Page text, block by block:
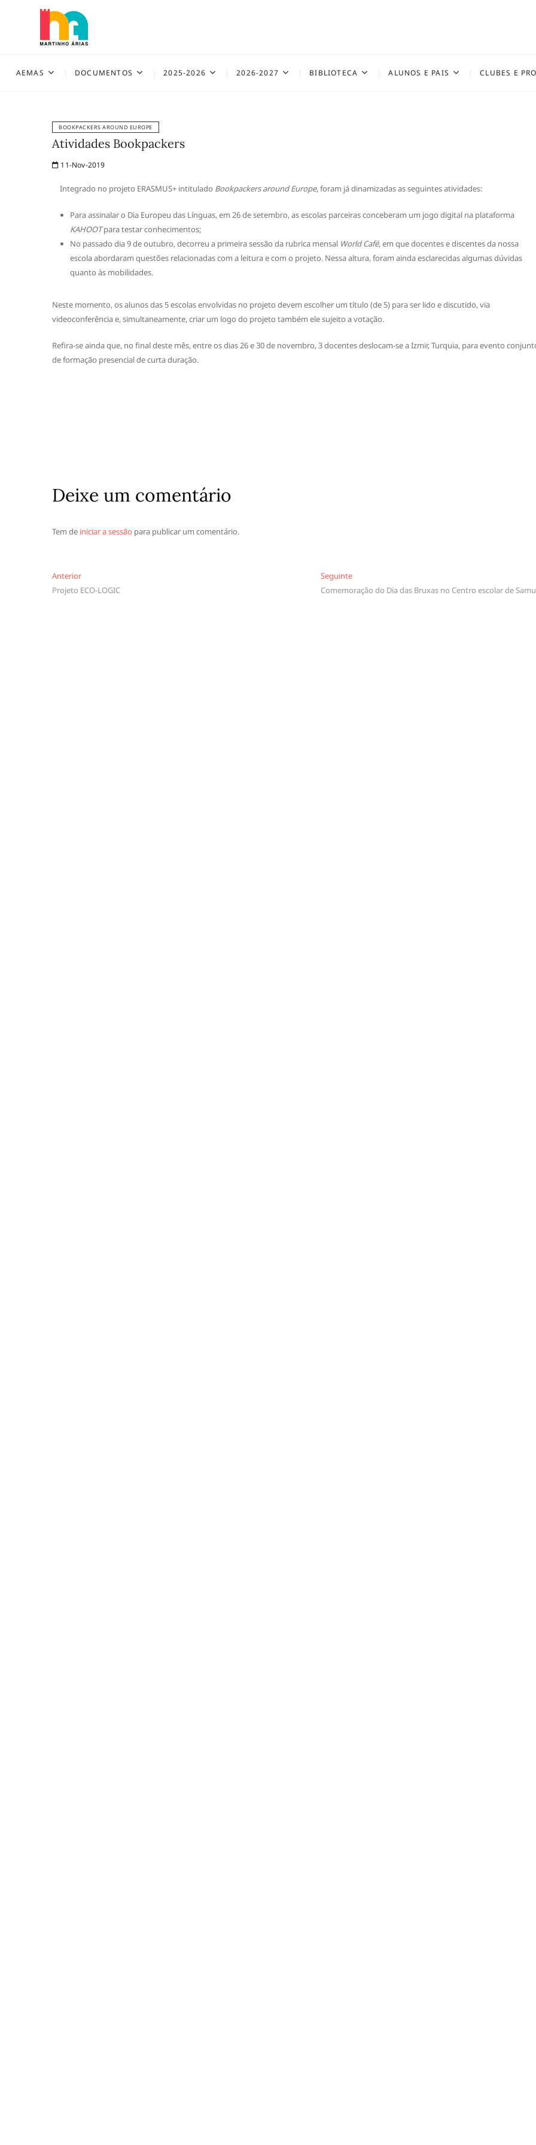
AEMAS DOCUMENTOS 2025-2026 2026-2027 BIBLIOTECA ALUNOS E PAIS CLUBES E
BOOKPACKERS AROUND EUROPE
Atividades Bookpackers
11-Nov-2019
Integrado no projeto ERASMUS+ intitulado Bookpackers around Europe, foram já dinamizadas as seguintes atividades:
Para assinalar o Dia Europeu das Línguas, em 26 de setembro, as escolas parceiras conceberam um jogo digital na plataforma
KAHOOTpara testar conhecimentos;
No passado dia 9 de outubro, decorreu a primeira sessão da rubrica mensal World Café,em que docentes e discentes da nossa
escola abordaram questões relacionadas com a leitura e com o projeto. Nessa altura, foram ainda esclarecidas algumas dúvidas
quanto às mobilidades.
Neste momento, os alunos das 5 escolas envolvidas no projeto devem escolher um título (de 5) para ser lido e discutido, via
videoconferência e, simultaneamente, criar um logo do projeto também ele sujeito a votação.
Refira-se ainda que, no final deste mês, entre os dias 26 e 30 de novembro, 3 docentes deslocam-se a Izmir, Turquia, para evento
de formação presencial de curta duração.
Deixe um comentário
Tem de iniciar a sessão para publicar um comentário.
Navegação
de
AnteriorAnterior
Projeto ECO-LOGIC
SeguinteSeguinte
Comemoração do Dia das Bruxas no Centro escolar de